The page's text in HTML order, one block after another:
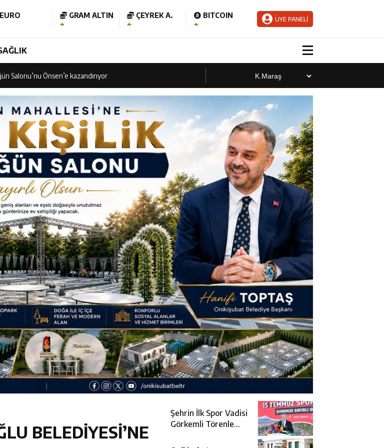
EURO GRAM ALTIN ÇEYREK A. BITCOIN ÜYE PANELİ
Müzesi Şehrimize Çok Yakışacak
Açıldı
Salonu’nu Önsen’e kazandırıyor
Açıldı
kavuştu
Kutlu Olsun”
Kahramanmaraş Tek Yürek
imza töreninde ONİKAD’ın protokolünü imzaladı
1. Yılının Gururu
Müzesi Şehrimize Çok Yakışacak
Açıldı
BELEDİYESİ’NE
Şehrin İlk Spor Vadisi
Görkemli Törenle